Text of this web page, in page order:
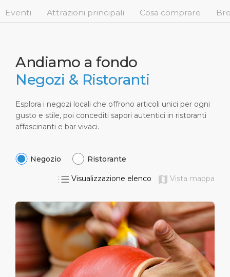
Brevi Escursioni
Negozi & Ristoranti
Festività nazionali
Salute, sicurezza & ambiente
Carriere
Contatti
PORTO
DESTINAZIONE
Eventi Attrazioni principali Cosa comprare
Andiamo a fondo
Negozi & Ristoranti
Esplora i negozi locali che offrono articoli unici per ogni
gusto e stile, poi concediti sapori autentici in ristoranti
affascinanti e bar vivaci.
Negozio Ristorante
Visualizzazione elenco Vista mappa